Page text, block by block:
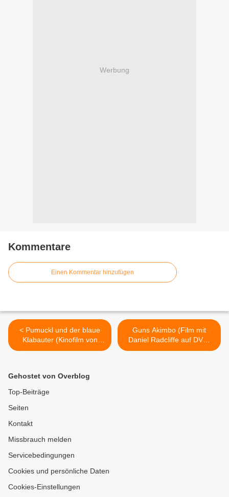
Werbung
Kommentare
Einen Kommentar hinzufügen
< Pumuckl und der blaue
Klabauter (Kinofilm von
1994 erstmals auf DVD)
Guns Akimbo (Film mit
Daniel Radcliffe auf DVD,
Blu-Ray und Digital) >
Gehostet von Overblog
Top-Beiträge
Seiten
Kontakt
Missbrauch melden
Servicebedingungen
Cookies und persönliche Daten
Cookies-Einstellungen